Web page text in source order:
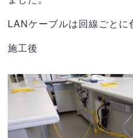
LANケーブルは回線ごとに
施工後